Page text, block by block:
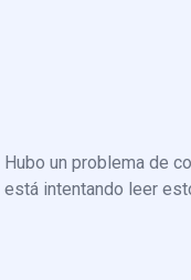
Hubo un problema de
está intentando leer